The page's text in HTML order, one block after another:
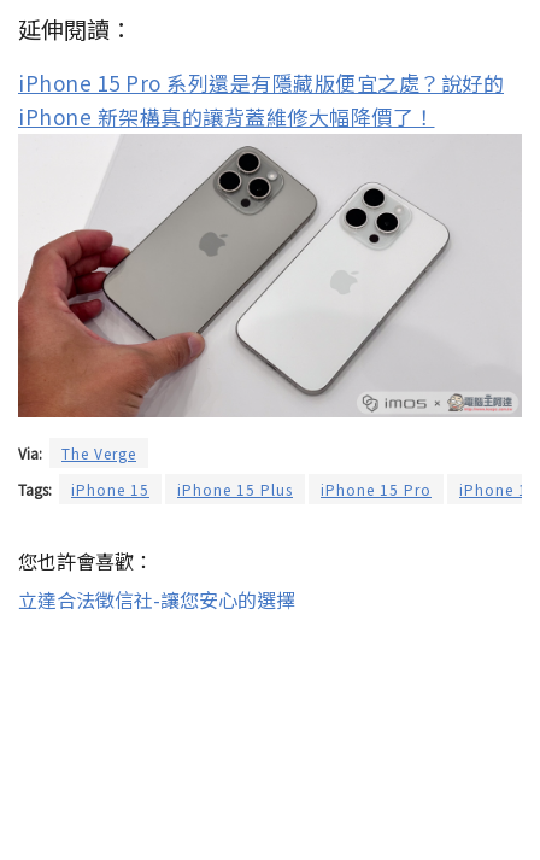
延伸閱讀：
iPhone 15 Pro 系列還是有隱藏版便宜之處？說好的
iPhone 新架構真的讓背蓋維修大幅降價了！
Via:
The Verge
Tags:
iPhone 15 iPhone 15 Plus iPhone 15 Pro iPhone
您也許會喜歡：
立達合法徵信社-讓您安心的選擇